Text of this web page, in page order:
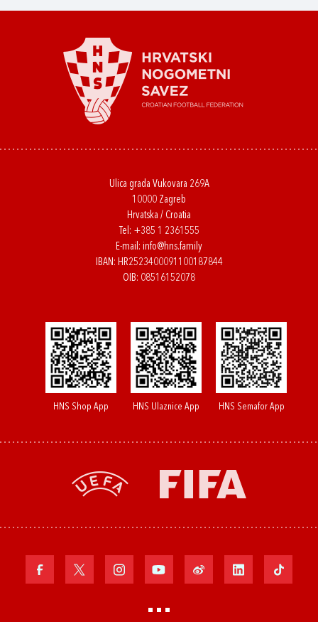
Ulica grada Vukovara 269A
10000 Zagreb
Hrvatska / Croatia
Tel: +385 1 2361555
E-mail: info@hns.family
IBAN: HR2523400091100187844
OIB: 08516152078
HNS Shop App HNS Ulaznice App HNS Semafor App